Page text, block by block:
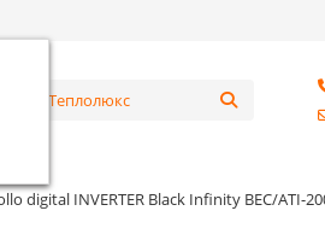
digital INVERTER Black Infinity BEC/ATI-